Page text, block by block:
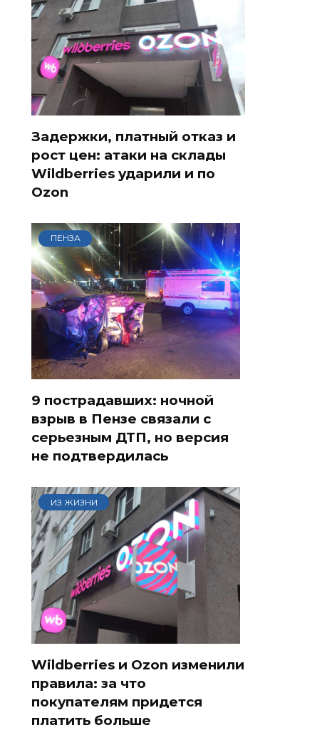
Задержки, платный отказ и
рост цен: атаки на склады
Wildberries ударили и по
Ozon
ПЕНЗА
9 пострадавших: ночной
взрыв в Пензе связали с
серьезным ДТП, но версия
не подтвердилась
ИЗ ЖИЗНИ
Wildberries и Ozon изменили
правила: за что
покупателям придется
платить больше